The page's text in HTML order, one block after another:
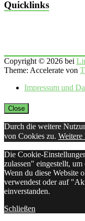
Quicklinks
Copyright © 2026 bei
Theme: Accelerate von
Impressum und
Close
Durch die weitere
von Cookies zu. Weitere
Die Cookie-
zulassen" eingestellt,
Wenn du diese Website
verwendest oder auf
einverstanden.
Schließen